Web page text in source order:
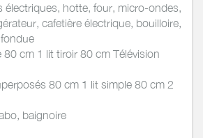
électriques, hotte, four, micro-ondes,
cafetière électrique, bouilloire,
80 cm 1 lit tiroir 80 cm Télévision
80 cm 1 lit simple 80 cm 2
baignoire